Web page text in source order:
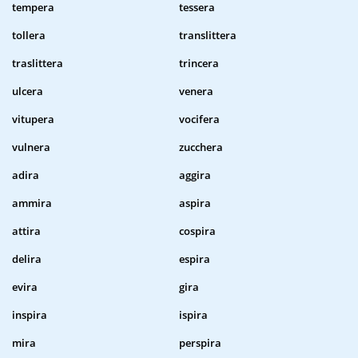
tempera
tessera
tollera
translittera
traslittera
trincera
ulcera
venera
vitupera
vocifera
vulnera
zucchera
adira
aggira
ammira
aspira
attira
cospira
delira
espira
evira
gira
inspira
ispira
mira
perspira